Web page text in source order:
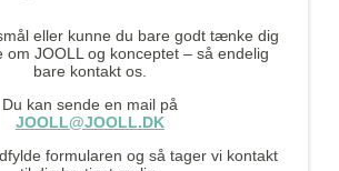
eller kunne du bare godt tænke dig
om JOOLL og konceptet – så endelig
bare kontakt os.
Du kan sende en mail på
JOOLL@JOOLL.DK
formularen og så tager vi kontakt